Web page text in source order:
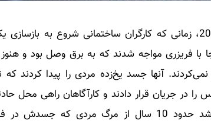
به گزارش دیلی‌میل، در اکتبر 2021، زمانی که کارگران ساختمانی
با فریزری مواجه شدند که به برق وصل بود و هنوز
نمی‌کردند. آنها جسد یخ‌زده مردی را پیدا
را در جریان قرار دادند و کارآگاهان راهی محل
بررسی‌های کالبدشکافی مشخص شد حدود 10 سال از مرگ